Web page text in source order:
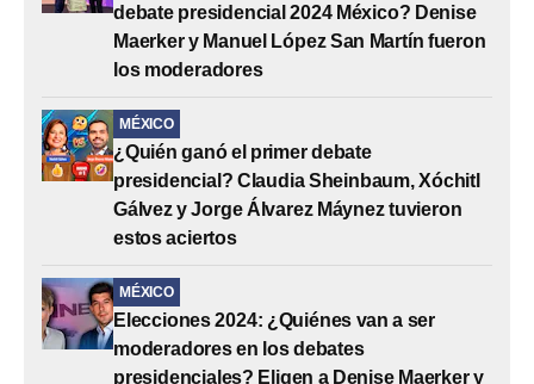
debate presidencial 2024 México? Denise
Maerker y Manuel López San Martín fueron
los moderadores
MÉXICO
¿Quién ganó el primer debate
presidencial? Claudia Sheinbaum, Xóchitl
Gálvez y Jorge Álvarez Máynez tuvieron
estos aciertos
MÉXICO
Elecciones 2024: ¿Quiénes van a ser
moderadores en los debates
presidenciales? Eligen a Denise Maerker y